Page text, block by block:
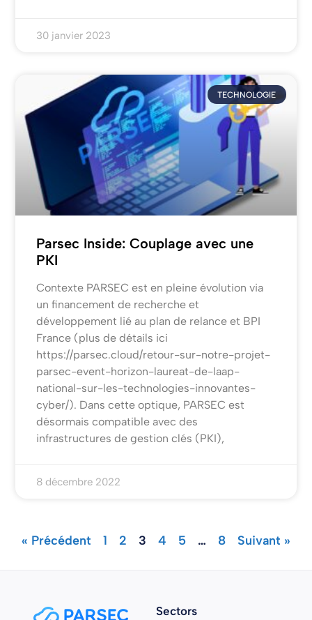
30 janvier 2023
TECHNOLOGIE
Parsec Inside: Couplage avec une
PKI
Contexte PARSEC est en pleine évolution via
un financement de recherche et
développement lié au plan de relance et BPI
France (plus de détails ici
https://parsec.cloud/retour-sur-notre-projet-
parsec-event-horizon-laureat-de-laap-
national-sur-les-technologies-innovantes-
cyber/). Dans cette optique, PARSEC est
désormais compatible avec des
infrastructures de gestion clés (PKI),
8 décembre 2022
« Précédent 1 2 3 4 5 … 8 Suivant »
Sectors